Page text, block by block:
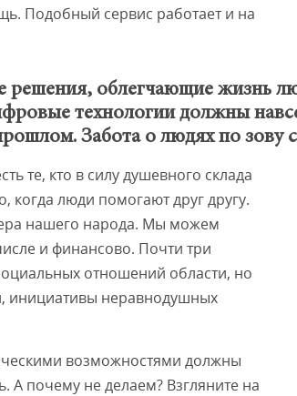
Подобный сервис работает и на
решения, облегчающие жизнь
технологии должны
Забота о людях по зову
те, кто в силу душевного склада
когда люди помогают друг другу.
нашего народа. Мы можем
и финансово. Почти три
отношений области, но
инициативы неравнодушных
возможностями должны
почему не делаем? Взгляните на